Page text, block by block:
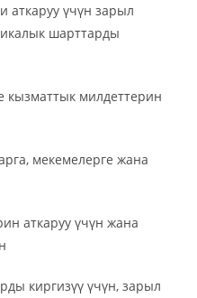
үчүн зарыл
шарттарды
милдеттерин
мекемелерге жана
аткаруу үчүн жана
киргизүү үчүн, зарыл